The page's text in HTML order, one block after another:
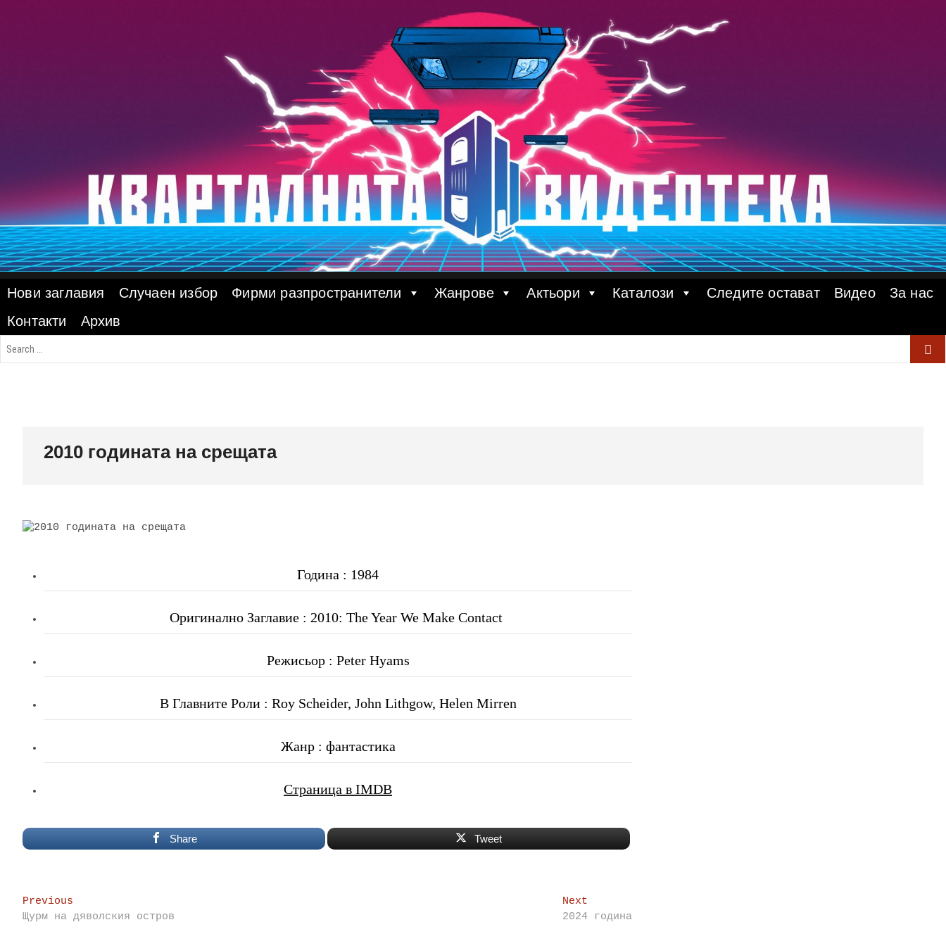
Нови заглавия Случаен избор Фирми разпространители Жанрове Актьори Каталози Следите остават Видео
За нас
Контакти
Архив
2010 годината на срещата
Година : 1984
Оригинално Заглавие : 2010: The Year We Make Contact
Режисьор : Peter Hyams
В Главните Роли : Roy Scheider, John Lithgow, Helen Mirren
Жанр : фантастика
Страница в IMDB
Share Tweet
Post
navigation
Previous
post:
Щурм на дяволския остров
Next
post:
2024 година